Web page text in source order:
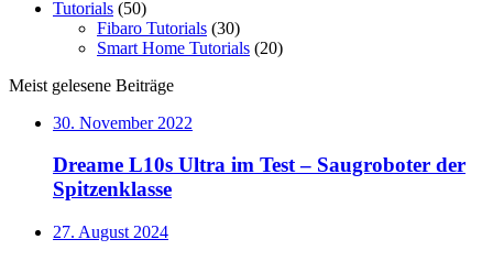
Tutorials (50)
Fibaro Tutorials (30)
Smart Home Tutorials (20)
Meist gelesene Beiträge
30. November 2022
Dreame L10s Ultra im Test – Saugroboter der
Spitzenklasse
27. August 2024